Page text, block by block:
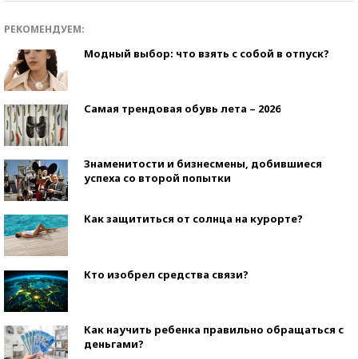
РЕКОМЕНДУЕМ:
Модный выбор: что взять с собой в отпуск?
Самая трендовая обувь лета – 2026
Знаменитости и бизнесмены, добившиеся
успеха со второй попытки
Как защититься от солнца на курорте?
Кто изобрел средства связи?
Как научить ребенка правильно обращаться с
деньгами?